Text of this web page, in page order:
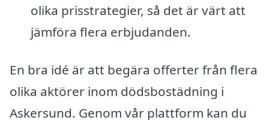
olika prisstrategier, så det är värt att
jämföra flera erbjudanden.
En bra idé är att begära offerter från flera
olika aktörer inom dödsbostädning i
Askersund. Genom vår plattform kan du